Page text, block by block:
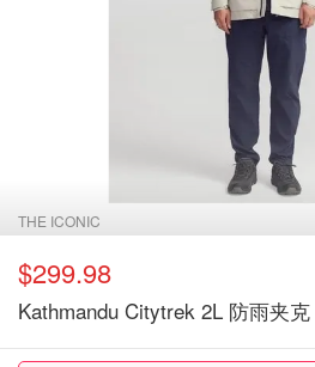
THE ICONIC
$299.98
Kathmandu Citytrek 2L 防雨夹克